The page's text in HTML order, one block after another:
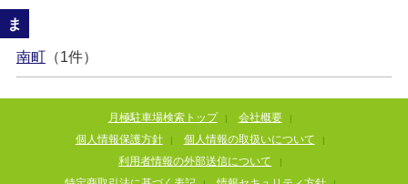
ま
南町（1件）
月極駐車場検索トップ | 会社概要 |
個人情報保護方針 | 個人情報の取扱いについて |
利用者情報の外部送信について |